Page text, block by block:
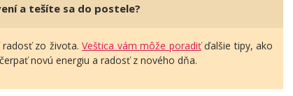
a tešíte sa do postele?
radosť zo života.Veštica vám môže poradiťďalšie tipy, ako
novú energiu a radosť z nového dňa.